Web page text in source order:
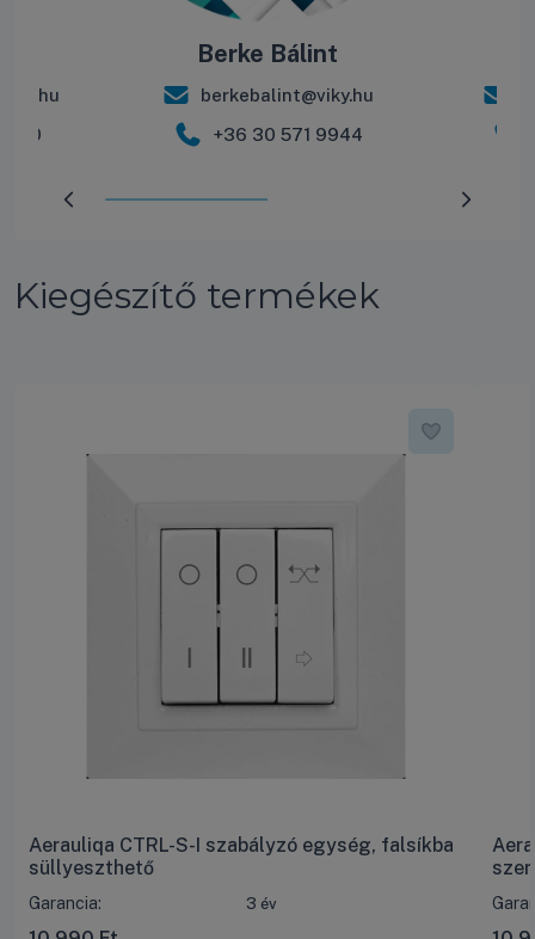
Berke Bálint
berkebalint@viky.hu
+36 30 571 9944
Kiegészítő termékek
Aerauliqa CTRL-S-I szabályzó egység, falsíkba
süllyeszthető
Garancia: 3 év